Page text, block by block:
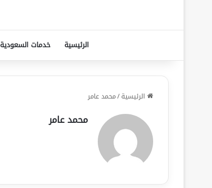
الرئيسية خدمات السعودية
الرئيسية/محمد عامر
محمد عامر